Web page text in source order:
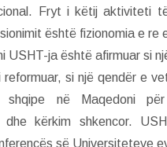
Fryt i këtij aktiviteti
është fizionomia e re
USHT-ja është afirmuar si
reformuar, si një qendër e
shqipe në Maqedoni për
dhe kërkim shkencor.
së Universiteteve